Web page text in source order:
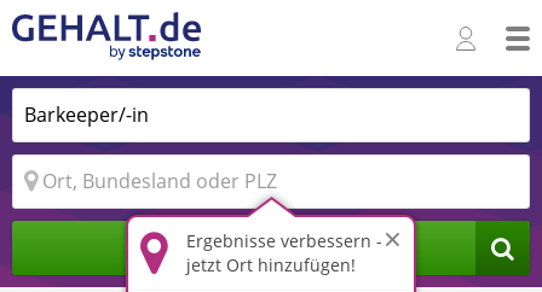
Ergebnisse verbessern -
jetzt Ort hinzufügen!
Jobs finden